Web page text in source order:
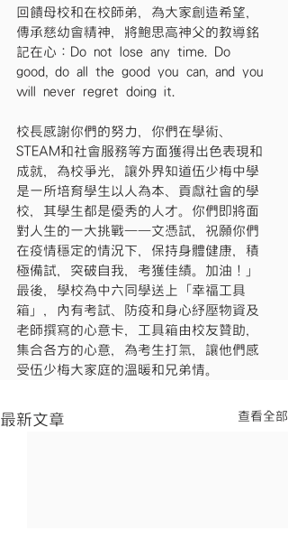
回饋母校和在校師弟，為大家創造希望，
傳承慈幼會精神，將鮑思高神父的教導銘
記在心：Do not lose any time. Do
good, do all the good you can, and you
will never regret doing it.
校長感謝你們的努力，你們在學術、
STEAM和社會服務等方面獲得出色表現和
成就，為校爭光，讓外界知道伍少梅中學
是一所培育學生以人為本、貢獻社會的學
校，其學生都是優秀的人才。你們即將面
對人生的一大挑戰——文憑試，祝願你們
在疫情穩定的情況下，保持身體健康，積
極備試，突破自我，考獲佳績。加油！」
最後，學校為中六同學送上「幸福工具
箱」，內有考試、防疫和身心紓壓物資及
老師撰寫的心意卡，工具箱由校友贊助，
集合各方的心意，為考生打氣，讓他們感
受伍少梅大家庭的溫暖和兄弟情。
最新文章 查看全部